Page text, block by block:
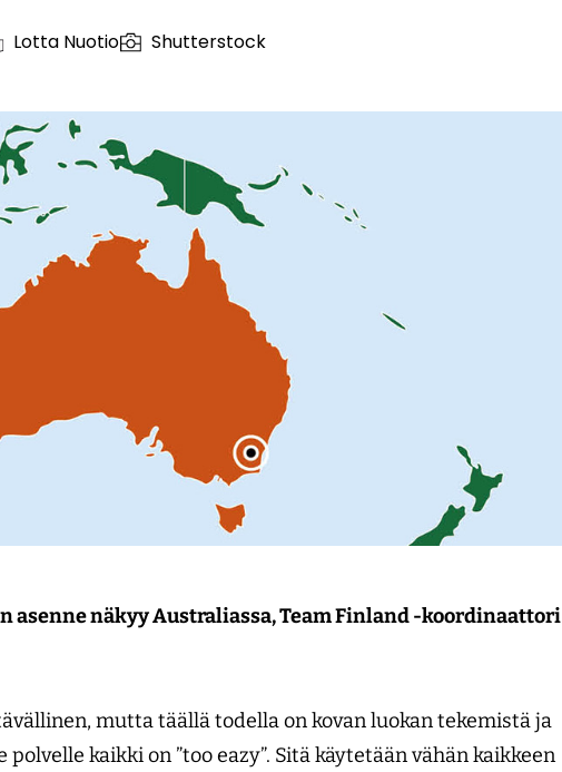
Lotta Nuotio Shutterstock
näkyy Australiassa, Team Finland -koordinaattori
mutta täällä todella on kovan luokan tekemistä ja
kaikki on ”too eazy”. Sitä käytetään vähän kaikkeen